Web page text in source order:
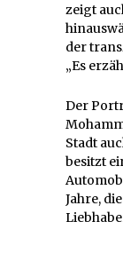
zeigt
der
„Es
Der
Stadt
besitzt
Jahre,